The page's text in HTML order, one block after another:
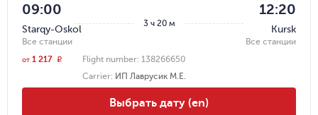
3 ч 20 м
09:00
Starqy-Oskol
Все станции
12:20
Kursk
Все станции
Flight number: 138266650
Carrier: ИП Лаврусик М.Е.
от 1 217 r
Выбрать дату (en)